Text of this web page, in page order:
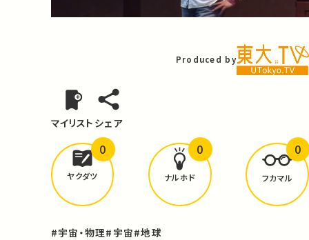
Produced by
マイリスト シェア
どんな学びがありましたか？
ヤクダツ
0
ナルホド
0
フカマル
0
#宇宙・物理#宇宙#地球